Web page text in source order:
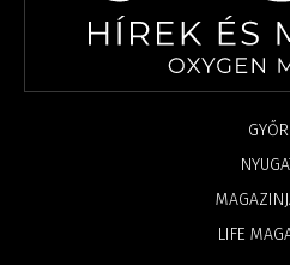
GYŐR
LIFE